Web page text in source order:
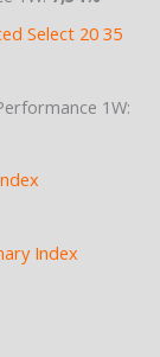
Select 20 35
1W:
Index